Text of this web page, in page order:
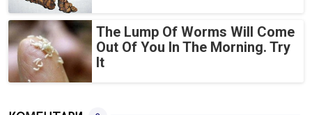
The Lump Of Worms Will Come
Out Of You In The Morning. Try
It